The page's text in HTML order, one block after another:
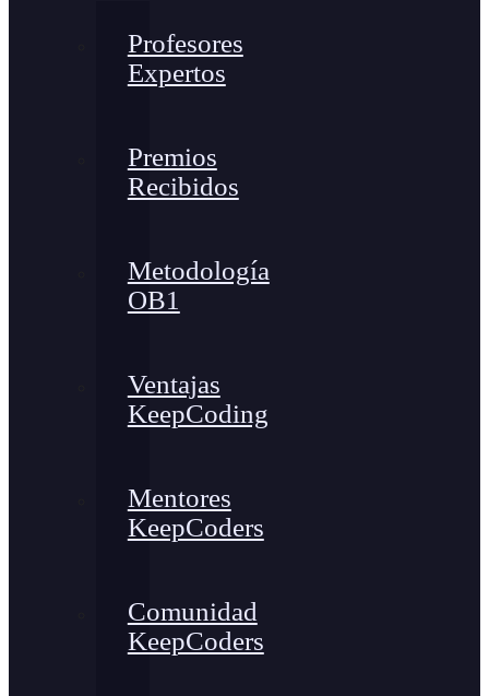
Profesores
Expertos
Premios
Recibidos
Metodología
OB1
Ventajas
KeepCoding
Mentores
KeepCoders
Comunidad
KeepCoders